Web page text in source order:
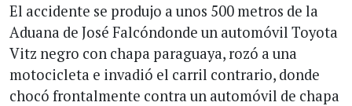
El accidente se produjo a unos 500 metros de la
Aduana de José Falcóndonde un automóvil Toyota
Vitz negro con chapa paraguaya, rozó a una
motocicleta e invadió el carril contrario, donde
chocó frontalmente contra un automóvil de chapa